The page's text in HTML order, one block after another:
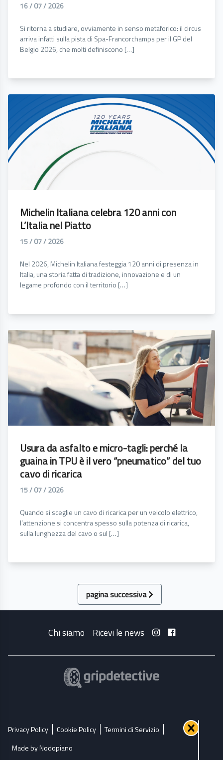
16 / 07 / 2026
Si ritorna a studiare, ovviamente in senso metaforico: il circus
arriva infatti sulla pista di Spa-Francorchamps per il GP del
Belgio 2026, che molti definiscono […]
Michelin Italiana celebra 120 anni con
L’Italia nel Piatto
15 / 07 / 2026
Nel 2026, Michelin Italiana festeggia 120 anni di presenza in
Italia, una storia fatta di tradizione, innovazione e di un
legame profondo con il territorio […]
Usura da asfalto e micro-tagli: perché la
guaina in TPU è il vero “pneumatico” del tuo
cavo di ricarica
15 / 07 / 2026
Quando si sceglie un cavo di ricarica per un veicolo elettrico,
l’attenzione si concentra spesso sulla potenza di ricarica,
sulla lunghezza del cavo o sul […]
pagina successiva
Chi siamo Ricevi le news
Privacy Policy Cookie Policy
Termini di Servizio
Made by Nodopiano